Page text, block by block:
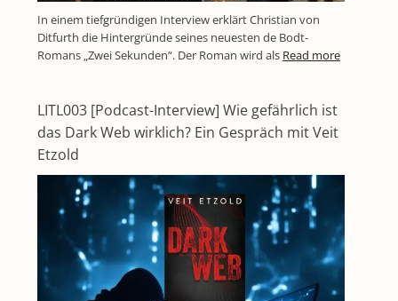
In einem tiefgründigen Interview erklärt Christian von
Ditfurth die Hintergründe seines neuesten de Bodt-
Romans „Zwei Sekunden“. Der Roman wird als Read more
LITL003 [Podcast-Interview] Wie gefährlich ist
das Dark Web wirklich? Ein Gespräch mit Veit
Etzold